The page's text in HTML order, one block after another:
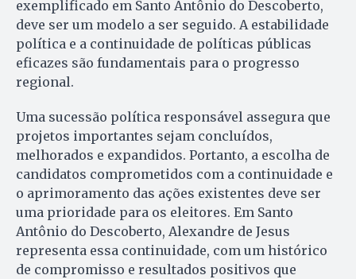
exemplificado em Santo Antônio do Descoberto,
deve ser um modelo a ser seguido. A estabilidade
política e a continuidade de políticas públicas
eficazes são fundamentais para o progresso
regional.
Uma sucessão política responsável assegura que
projetos importantes sejam concluídos,
melhorados e expandidos. Portanto, a escolha de
candidatos comprometidos com a continuidade e
o aprimoramento das ações existentes deve ser
uma prioridade para os eleitores. Em Santo
Antônio do Descoberto, Alexandre de Jesus
representa essa continuidade, com um histórico
de compromisso e resultados positivos que